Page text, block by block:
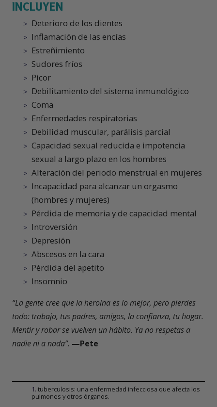
INCLUYEN
Deterioro de los dientes
Inflamación de las encías
Estreñimiento
Sudores fríos
Picor
Debilitamiento del sistema inmunológico
Coma
Enfermedades respiratorias
Debilidad muscular, parálisis parcial
Capacidad sexual reducida e impotencia
sexual a largo plazo en los hombres
Alteración del periodo menstrual en mujeres
Incapacidad para alcanzar un orgasmo
(hombres y mujeres)
Pérdida de memoria y de capacidad mental
Introversión
Depresión
Abscesos en la cara
Pérdida del apetito
Insomnio
“La gente cree que la heroína es lo mejor, pero pierdes
todo: trabajo, tus padres, amigos, la confianza, tu hogar.
Mentir y robar se vuelven un hábito. Ya no respetas a
nadie ni a nada”. —Pete
1. tuberculosis: una enfermedad infecciosa que afecta los
pulmones y otros órganos.